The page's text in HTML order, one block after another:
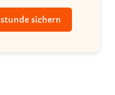
sichern